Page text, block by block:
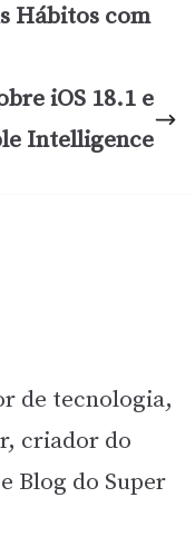
Hábitos com
iOS 18.1 e
Intelligence
de tecnologia,
criador do
Blog do Super